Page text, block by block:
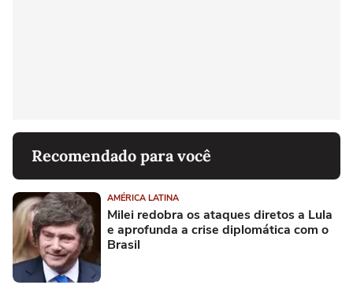
Recomendado para você
AMÉRICA LATINA
Milei redobra os ataques diretos a Lula
e aprofunda a crise diplomática com o
Brasil